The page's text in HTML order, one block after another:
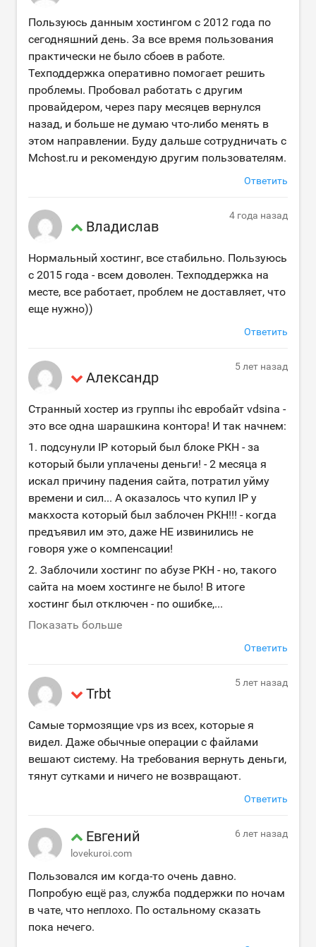
Пользуюсь данным хостингом с 2012 года по
сегодняшний день. За все время пользования
практически не было сбоев в работе.
Техподдержка оперативно помогает решить
проблемы. Пробовал работать с другим
провайдером, через пару месяцев вернулся
назад, и больше не думаю что-либо менять в
этом направлении. Буду дальше сотрудничать с
Mchost.ru и рекомендую другим пользователям.
Ответить
Владислав
4 года назад
Нормальный хостинг, все стабильно. Пользуюсь
с 2015 года - всем доволен. Техподдержка на
месте, все работает, проблем не доставляет, что
еще нужно))
Ответить
Александр
5 лет назад
Странный хостер из группы ihc евробайт vdsina -
это все одна шарашкина контора! И так начнем:
1. подсунули IP который был блоке РКН - за
который были уплачены деньги! - 2 месяца я
искал причину падения сайта, потратил уйму
времени и сил... А оказалось что купил IP у
макхоста который был заблочен РКН!!! - когда
предъявил им это, даже НЕ извинились не
говоря уже о компенсации!
2. Заблочили хостинг по абузе РКН - но, такого
сайта на моем хостинге не было! В итоге
хостинг был отключен - по ошибке,...
Показать больше
Ответить
Trbt
5 лет назад
Самые тормозящие vps из всех, которые я
видел. Даже обычные операции с файлами
вешают систему. На требования вернуть деньги,
тянут сутками и ничего не возвращают.
Ответить
Евгений
lovekuroi.com
6 лет назад
Пользовался им когда-то очень давно.
Попробую ещё раз, служба поддержки по ночам
в чате, что неплохо. По остальному сказать
пока нечего.